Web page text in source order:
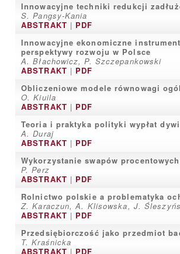
Innowacyjne techniki redukcji
S. Pangsy-Kania
ABSTRAKT | PDF
Innowacyjne ekonomiczne
perspektywy rozwoju w Polsce
A. Błachowicz, P. Szczepankowski
ABSTRAKT | PDF
Obliczeniowe modele równowagi
O. Kiuila
ABSTRAKT | PDF
Teoria i praktyka polityki wypłat
A. Duraj
ABSTRAKT | PDF
Wykorzystanie swapów
P. Perz
ABSTRAKT | PDF
Rolnictwo polskie a problematyka
Z. Karaczun, A. Klisowska, J.
ABSTRAKT | PDF
Przedsiębiorczość jako przedmiot
T. Kraśnicka
ABSTRAKT | PDF